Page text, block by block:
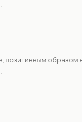
позитивным образом